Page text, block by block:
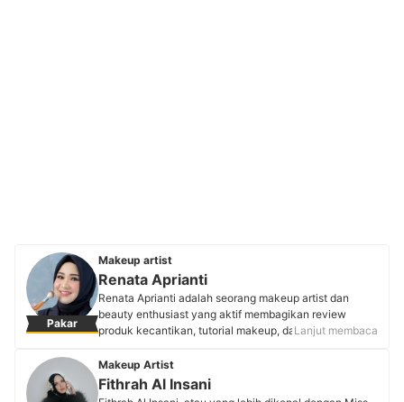
Pakar
Makeup artist
Renata Aprianti
Renata Aprianti adalah seorang makeup artist dan
beauty enthusiast yang aktif membagikan review
produk kecantikan, tutorial makeup, dan skincare di
dunia kecantikan sejak 2017, Renata juga dikenal
sebagai penulis yang telah menerbitkan tiga novel
remaja dan memiliki pengalaman lebih dari sepuluh
Lanjut membaca
Makeup Artist
Fithrah Al Insani